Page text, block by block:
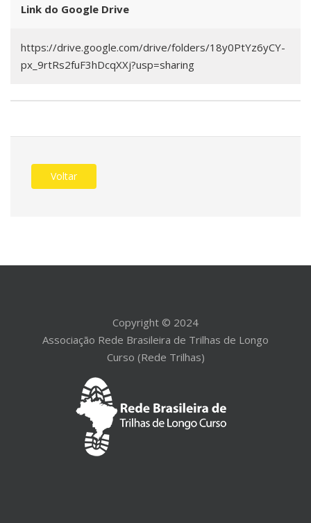
Link do Google Drive
https://drive.google.com/drive/folders/18y0PtYz6yCY-
px_9rtRs2fuF3hDcqXXj?usp=sharing
Voltar
Copyright © 2024
Associação Rede Brasileira de Trilhas de Longo
Curso (Rede Trilhas)